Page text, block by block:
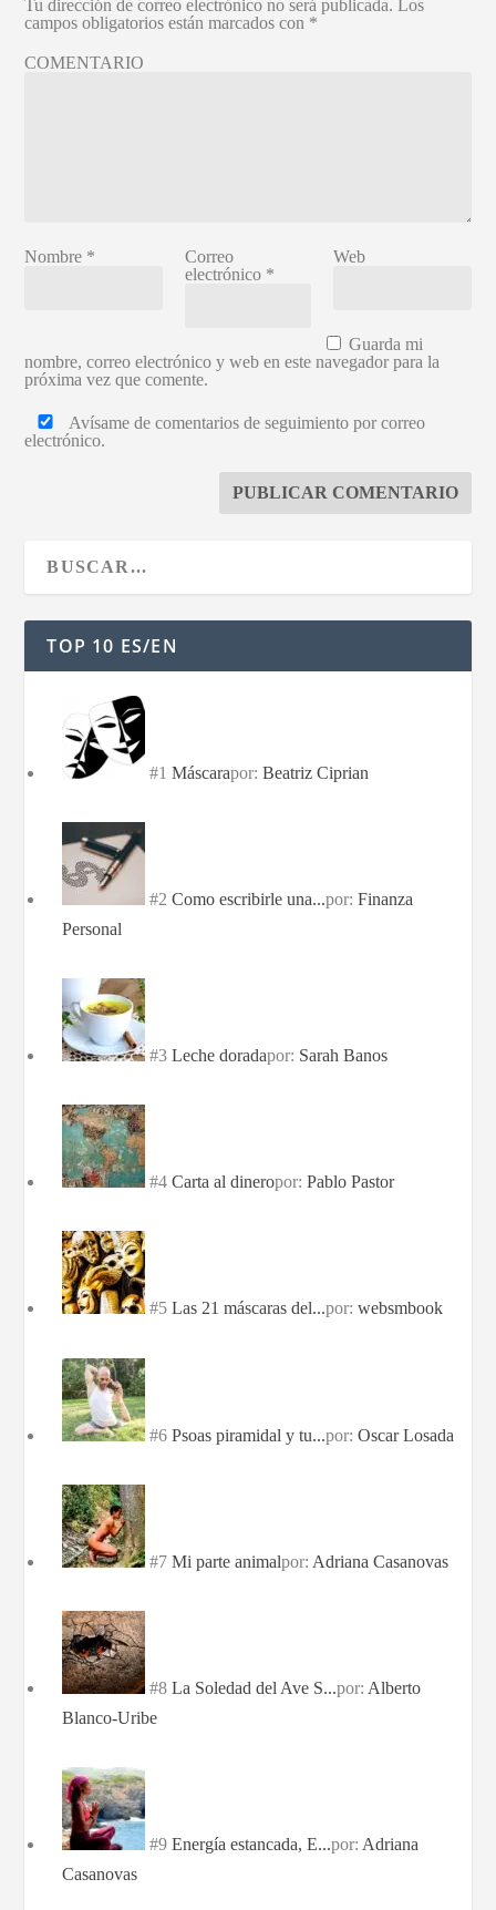
Tu dirección de correo electrónico no será publicada. Los
campos obligatorios están marcados con *
COMENTARIO
Nombre *
Correo
electrónico *
Web
Guarda mi
nombre, correo electrónico y web en este navegador para la
próxima vez que comente.
Avísame de comentarios de seguimiento por correo
electrónico.
TOP 10 ES/EN
#1 Máscarapor: Beatriz Ciprian
#2 Como escribirle una...por: Finanza
Personal
#3 Leche doradapor: Sarah Banos
#4 Carta al dineropor: Pablo Pastor
#5 Las 21 máscaras del...por: websmbook
#6 Psoas piramidal y tu...por: Oscar Losada
#7 Mi parte animalpor: Adriana Casanovas
#8 La Soledad del Ave S...por: Alberto
Blanco-Uribe
#9 Energía estancada, E...por: Adriana
Casanovas